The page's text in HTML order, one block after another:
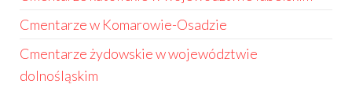
Cmentarze w Komarowie-Osadzie
Cmentarze żydowskie w województwie
dolnośląskim